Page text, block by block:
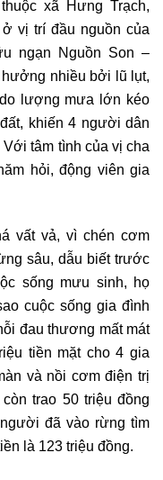
xã Hưng Trạch,
ở vị trí đầu nguồn của
ngạn Nguồn Son –
nhiều bởi lũ lụt,
lượng mưa lớn kéo
khiến 4 người dân
tâm tình của vị cha
hỏi, động viên gia
vất vả, vì chén cơm
sâu, dẫu biết trước
sống mưu sinh, họ
cuộc sống gia đình
đau thương mất mát
tiền mặt cho 4 gia
và nồi cơm điện trị
trao 50 triệu đồng
đã vào rừng tìm
là 123 triệu đồng.